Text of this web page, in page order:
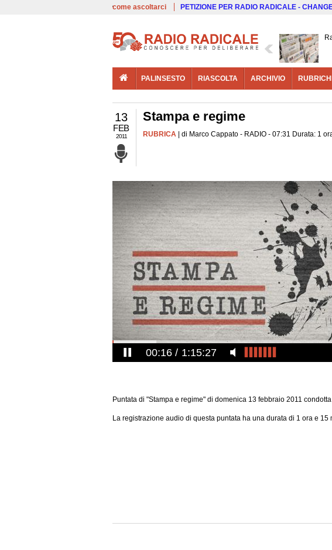
come ascoltarci PETIZIONE PER RADIO RADICALE -
PALINSESTO RIASCOLTA ARCHIVIO
13
FEB
2011
Stampa e regime
RUBRICA | di Marco Cappato - RADIO - 07:31 Durata: 1
00:16 1:15:27
Puntata di "Stampa e regime" di domenica 13 febbraio 2011
La registrazione audio di questa puntata ha una durata di 1 ora e 15